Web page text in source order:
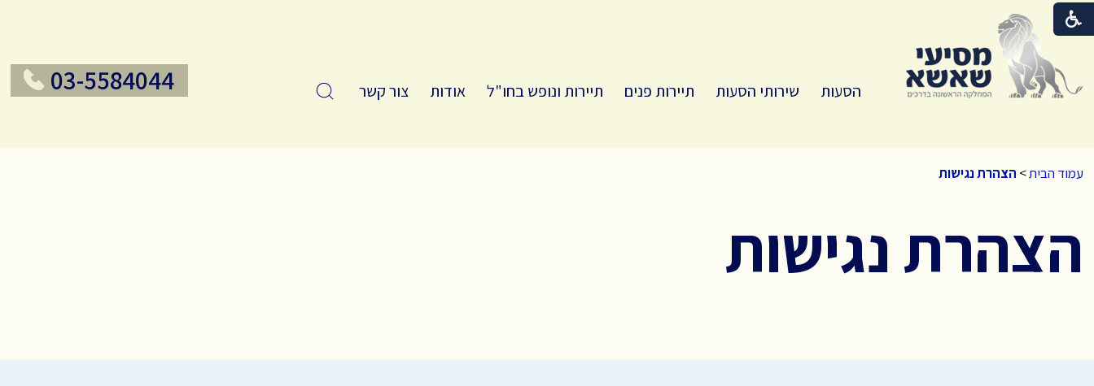
03-5584044 הסעות שירותי הסעות תיירות פנים תיירות ונופש בחו"ל אודות צור קשר
עמוד הבית> הצהרת נגישות
הצהרת נגישות